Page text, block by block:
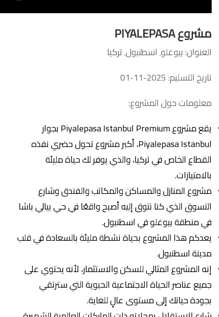
مشروعPIYALEPASA
العنوان: بيوغلو٬ اسطنبول٬ تركيا
تاريخ التسليم: 2025-11-01
معلومات حول المشروع:
يقع مشروع Piyalepasa Istanbul Premium بجوار
Piyalepasa Istanbul، أكبر مشروع تحول حضري نفذه
القطاع الخاص في تركيا، والذي يوفر لك حياة مليئة
بالامتيازات.
مشروع المنازل والمساكن والمكاتب والفندق وشارع
التسوق الذي كنا نتوق إليه أصبح واقعًا في حي بيالي باشا
في منطقة بيوغلو في اسطنبول.
يعدكم هذا المشروع بحياة نشطة مليئة بالسعادة في قلب
مدينة اسطنبول.
إنه المشروع المثالي للسكن والاستثمار، لأنه يحتوي على
جميع عناصر الحياة الاجتماعية الحيوية التي سترتقي
بجودة حياتك إلى مستوى عالٍ للغاية.